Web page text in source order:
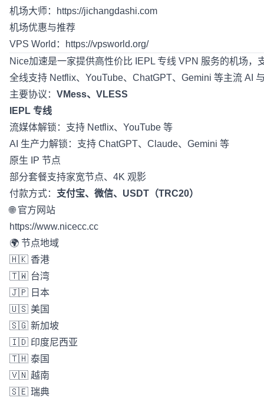
机场大师：
https://jichangdashi.com
机场优惠与推荐
VPS World：
https://vpsworld.org/
Nice加速是一家提供高性价比 IEPL 专线 VPN 服务的机场
全线支持 Netflix、YouTube、ChatGPT、Gemini 等主流 AI
主要协议： VMess、VLESS
IEPL 专线
流媒体解锁：支持 Netflix、YouTube 等
AI 生产力解锁：支持 ChatGPT、Claude、Gemini 等
原生 IP 节点
部分套餐支持家宽节点、4K 观影
付款方式： 支付宝、微信、USDT（TRC20）
🌐 官方网站
https://www.nicecc.cc
🌍 节点地域
🇭🇰 香港
🇹🇼 台湾
🇯🇵 日本
🇺🇸 美国
🇸🇬 新加坡
🇮🇩 印度尼西亚
🇹🇭 泰国
🇻🇳 越南
🇸🇪 瑞典